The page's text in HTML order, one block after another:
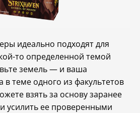
идеально подходят для
то определенной темой
земель — и ваша
в теме одного из факультетов
взять за основу заранее
усилить ее проверенными